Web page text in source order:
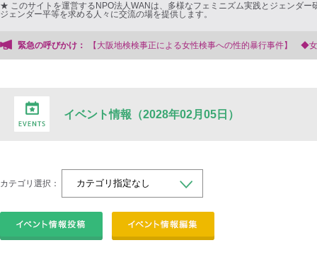
★ このサイトを運営するNPO法人WANは、多様なフェミニズム実践とジェンダー
ジェンダー平等を求める人々に交流の場を提供します。
緊急の呼びかけ：
阪地検検事正による女性検事への性的暴行事件】 ◆女性検事を支援する会事務
イベント情報（2028年02月05日）
カテゴリ選択：